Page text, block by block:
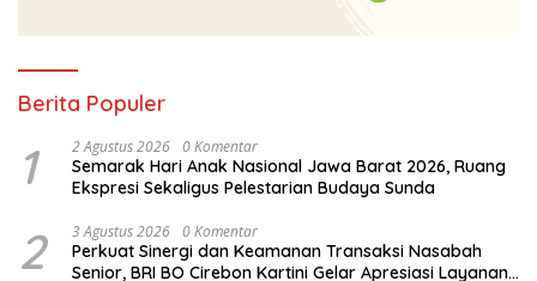
Berita Populer
1 2 Agustus 2026 0 Komentar
Semarak Hari Anak Nasional Jawa Barat 2026, Ruang
Ekspresi Sekaligus Pelestarian Budaya Sunda
2 3 Agustus 2026 0 Komentar
Perkuat Sinergi dan Keamanan Transaksi Nasabah
Senior, BRI BO Cirebon Kartini Gelar Apresiasi Layanan